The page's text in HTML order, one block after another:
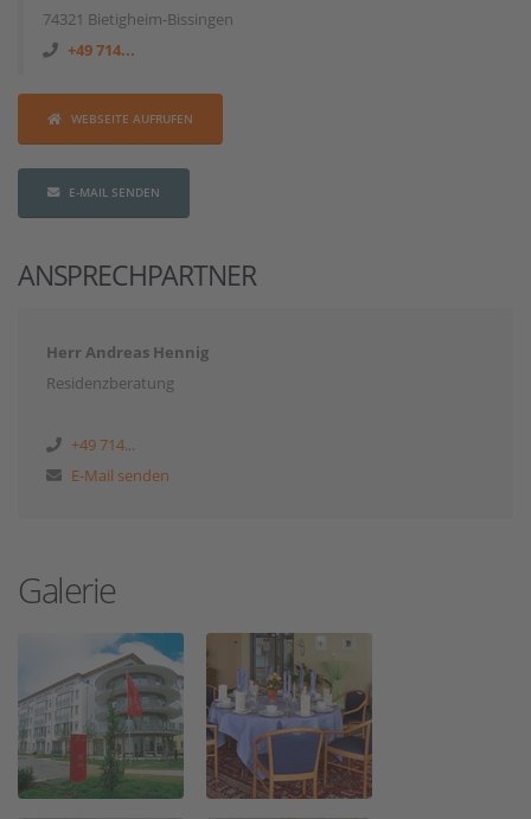
74321 Bietigheim-Bissingen
+49 714...
WEBSEITE AUFRUFEN
E-MAIL SENDEN
ANSPRECHPARTNER
Herr Andreas Hennig
Residenzberatung
+49 714...
E-Mail senden
Galerie